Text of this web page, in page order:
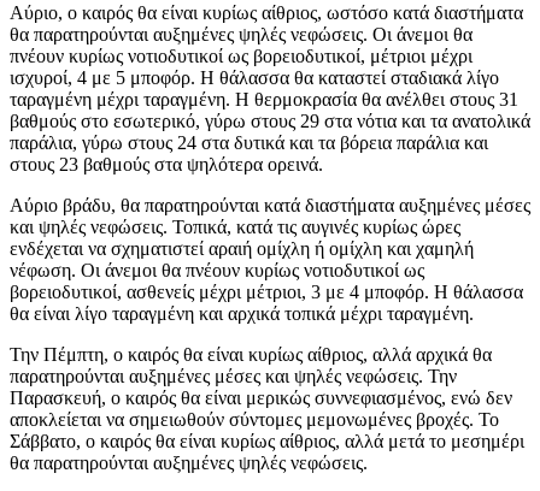
Αύριο, ο καιρός θα είναι κυρίως αίθριος, ωστόσο κατά διαστήματα
θα παρατηρούνται αυξημένες ψηλές νεφώσεις. Οι άνεμοι θα
πνέουν κυρίως νοτιοδυτικοί ως βορειοδυτικοί, μέτριοι μέχρι
ισχυροί, 4 με 5 μποφόρ. Η θάλασσα θα καταστεί σταδιακά λίγο
ταραγμένη μέχρι ταραγμένη. Η θερμοκρασία θα ανέλθει στους 31
βαθμούς στο εσωτερικό, γύρω στους 29 στα νότια και τα ανατολικά
παράλια, γύρω στους 24 στα δυτικά και τα βόρεια παράλια και
στους 23 βαθμούς στα ψηλότερα ορεινά.
Αύριο βράδυ, θα παρατηρούνται κατά διαστήματα αυξημένες μέσες
και ψηλές νεφώσεις. Τοπικά, κατά τις αυγινές κυρίως ώρες
ενδέχεται να σχηματιστεί αραιή ομίχλη ή ομίχλη και χαμηλή
νέφωση. Οι άνεμοι θα πνέουν κυρίως νοτιοδυτικοί ως
βορειοδυτικοί, ασθενείς μέχρι μέτριοι, 3 με 4 μποφόρ. Η θάλασσα
θα είναι λίγο ταραγμένη και αρχικά τοπικά μέχρι ταραγμένη.
Την Πέμπτη, ο καιρός θα είναι κυρίως αίθριος, αλλά αρχικά θα
παρατηρούνται αυξημένες μέσες και ψηλές νεφώσεις. Την
Παρασκευή, ο καιρός θα είναι μερικώς συννεφιασμένος, ενώ δεν
αποκλείεται να σημειωθούν σύντομες μεμονωμένες βροχές. Το
Σάββατο, ο καιρός θα είναι κυρίως αίθριος, αλλά μετά το μεσημέρι
θα παρατηρούνται αυξημένες ψηλές νεφώσεις.